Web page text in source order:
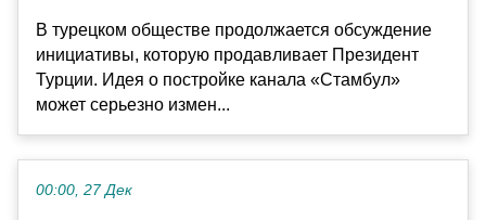
В турецком обществе продолжается обсуждение
инициативы, которую продавливает Президент
Турции. Идея о постройке канала «Стамбул»
может серьезно измен...
00:00, 27 Дек